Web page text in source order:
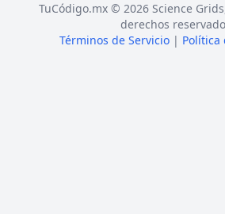
TuCódigo.mx © 2026 Science
derechos
Términos de Servicio | Política